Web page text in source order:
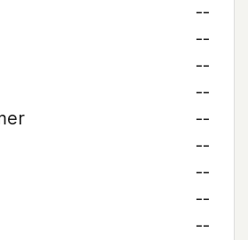
--
--
--
--
--
--
--
--
--